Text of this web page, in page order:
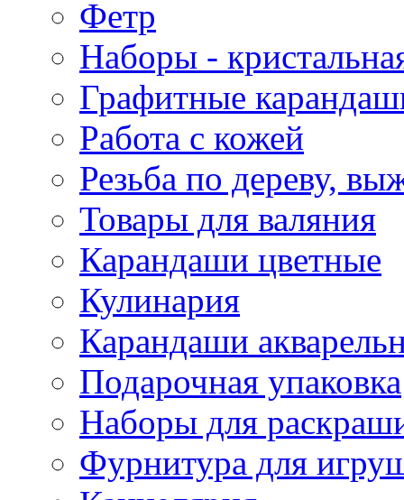
Фетр
Наборы -
Графитные
Работа с кожей
Резьба по дереву,
Товары для валяния
Карандаши цветные
Кулинария
Карандаши
Подарочная упаковка
Наборы для
Фурнитура для